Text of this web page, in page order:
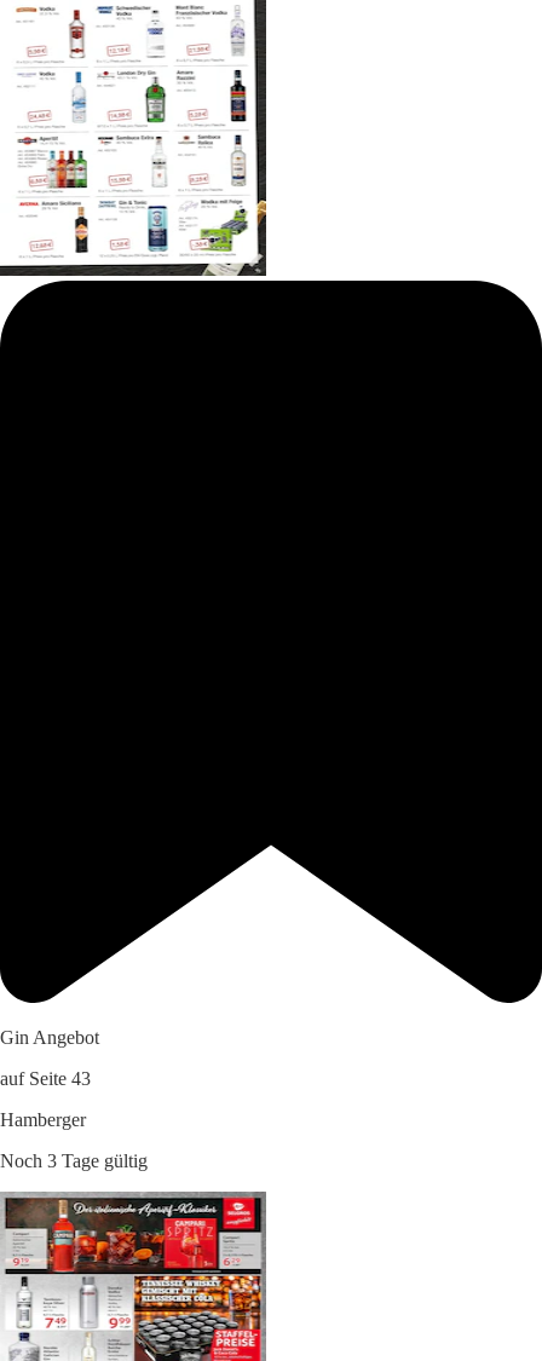
Gin Angebot
auf Seite 43
Hamberger
Noch 3 Tage gültig